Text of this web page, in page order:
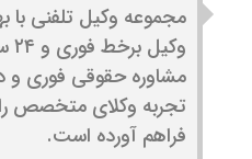
مجموعه وکیل تلفنی با
مشاوره حقوقی فوری
تجربه وکلای متخصص را
فراهم آورده است.